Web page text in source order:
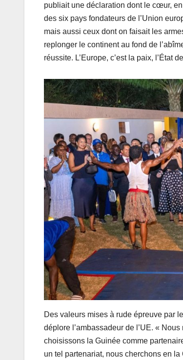
publiait une déclaration dont le cœur,
des six pays fondateurs de l’Union
mais aussi ceux dont on faisait les
replonger le continent au fond de
réussite. L’Europe, c’est la paix, l’État
Des valeurs mises à rude épreuve par
déplore l’ambassadeur de l’UE. «
choisissons la Guinée comme
un tel partenariat, nous cherchons en